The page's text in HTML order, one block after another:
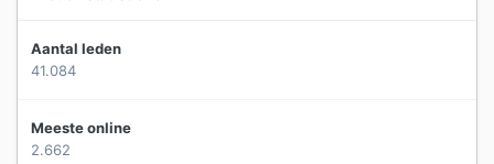
Aantal leden
41.084
Meeste online
2.662